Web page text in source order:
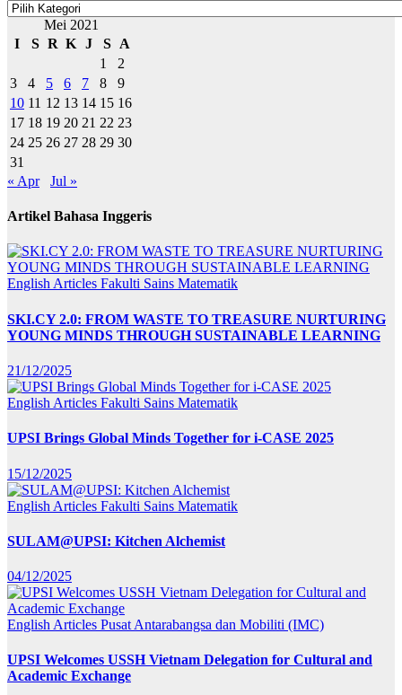
Mei 2021
I
S R K J S
A
1
2
3
4 5 6 7 8
9
10 11 12 13 14 15 16
17 18 19 20 21 22 23
24 25 26 27 28 29 30
31
« Apr
Jul »
Artikel Bahasa Inggeris
English Articles Fakulti Sains Matematik
SKI.CY 2.0: FROM WASTE TO TREASURE NURTURING
YOUNG MINDS THROUGH SUSTAINABLE LEARNING
21/12/2025
English Articles Fakulti Sains Matematik
UPSI Brings Global Minds Together for i-CASE 2025
15/12/2025
English Articles Fakulti Sains Matematik
SULAM@UPSI: Kitchen Alchemist
04/12/2025
English Articles Pusat Antarabangsa dan Mobiliti (IMC)
UPSI Welcomes USSH Vietnam Delegation for Cultural and
Academic Exchange